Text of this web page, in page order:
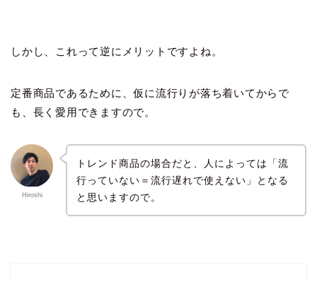
しかし、これって逆にメリットですよね。
定番商品であるために、仮に流行りが落ち着いてからで
も、長く愛用できますので。
Hiroshi
トレンド商品の場合だと、人によっては「流
行っていない＝流行遅れで使えない」となる
と思いますので。